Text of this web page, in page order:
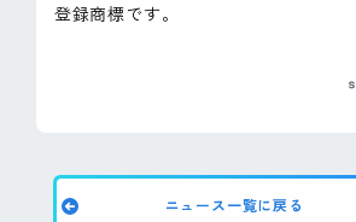
登録商標です。
ニュース一覧に戻る